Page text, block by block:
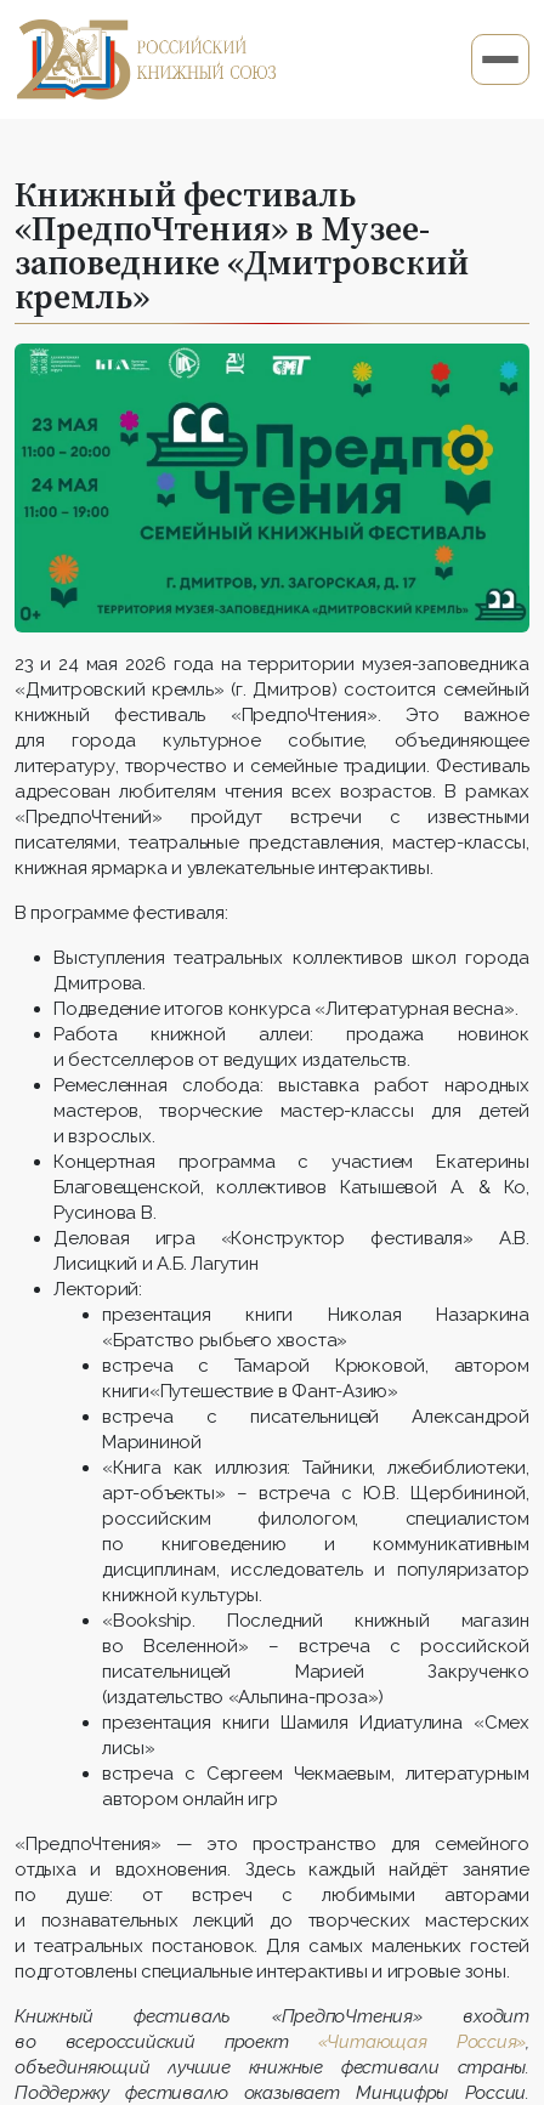
Книжный фестиваль
«ПредпоЧтения» в Музее-
заповеднике «Дмитровский
кремль»
23 и 24 мая 2026 года на территории музея-заповедника
«Дмитровский кремль» (г. Дмитров) состоится семейный
книжный фестиваль «ПредпоЧтения». Это важное
для города культурное событие, объединяющее
литературу, творчество и семейные традиции. Фестиваль
адресован любителям чтения всех возрастов. В рамках
«ПредпоЧтений» пройдут встречи с известными
писателями, театральные представления, мастер-классы,
книжная ярмарка и увлекательные интерактивы.
В программе фестиваля:
Выступления театральных коллективов школ города
Дмитрова.
Подведение итогов конкурса «Литературная весна».
Работа книжной аллеи: продажа новинок
и бестселлеров от ведущих издательств.
Ремесленная слобода: выставка работ народных
мастеров, творческие мастер-классы для детей
и взрослых.
Концертная программа с участием Екатерины
Благовещенской, коллективов Катышевой А. & Ко,
Русинова В.
Деловая игра «Конструктор фестиваля» А.В.
Лисицкий и А.Б. Лагутин
Лекторий:
презентация книги Николая Назаркина
«Братство рыбьего хвоста»
встреча с Тамарой Крюковой, автором
книги«Путешествие в Фант-Азию»
встреча с писательницей Александрой
Марининой
«Книга как иллюзия: Тайники, лжебиблиотеки,
арт-объекты» – встреча с Ю.В. Щербининой,
российским филологом, специалистом
по книговедению и коммуникативным
дисциплинам, исследователь и популяризатор
книжной культуры.
«Bookship. Последний книжный магазин
во Вселенной» – встреча с российской
писательницей Марией Закрученко
(издательство «Альпина-проза»)
презентация книги Шамиля Идиатулина «Смех
лисы»
встреча с Сергеем Чекмаевым, литературным
автором онлайн игр
«ПредпоЧтения» — это пространство для семейного
отдыха и вдохновения. Здесь каждый найдёт занятие
по душе: от встреч с любимыми авторами
и познавательных лекций до творческих мастерских
и театральных постановок. Для самых маленьких гостей
подготовлены специальные интерактивы и игровые зоны.
Книжный фестиваль «ПредпоЧтения» входит
во всероссийский проект «Читающая Россия»,
объединяющий лучшие книжные фестивали страны.
Поддержку фестивалю оказывает Минцифры России.